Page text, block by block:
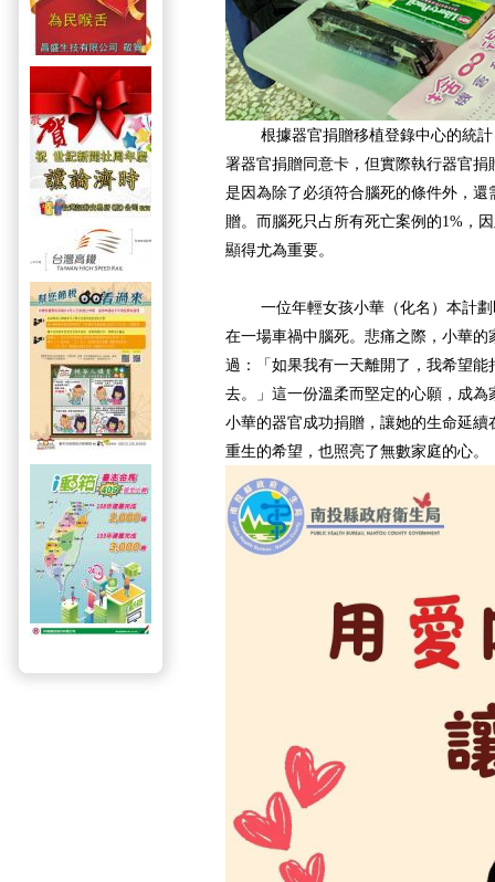
根據器官捐贈移植登錄中心的統計
署器官捐贈同意卡，但實際執行器官
是因為除了必須符合腦死的條件外，
贈。而腦死只占所有死亡案例的1%，
顯得尤為重要。
一位年輕女孩小華（化名）本計劃
在一場車禍中腦死。悲痛之際，小華
過：「如果我有一天離開了，我希望
去。」這一份溫柔而堅定的心願，成
小華的器官成功捐贈，讓她的生命延
重生的希望，也照亮了無數家庭的心。